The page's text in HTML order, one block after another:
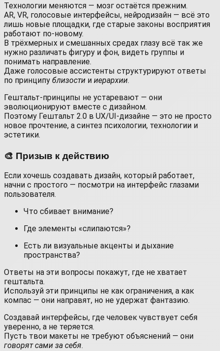
Технологии меняются — мозг остаётся прежним.
AR, VR, голосовые интерфейсы, нейродизайн — всё это
лишь новые площадки, где старые законы восприятия
работают по-новому.
В трёхмерных и смешанных средах глазу всё так же
нужно различать фигуру и фон, видеть группы и
понимать направление.
Даже голосовые ассистенты структурируют ответы
по принципу близости и иерархии.
Гештальт-принципы не устаревают — они
эволюционируют вместе с дизайном.
Поэтому Гештальт 2.0 в UX/UI-дизайне — это не просто
новое прочтение, а синтез психологии, технологии и
эстетики.
🎨 Призыв к действию
Если хочешь создавать дизайн, который работает,
начни с простого — посмотри на интерфейс глазами
пользователя.
Что сбивает внимание?
Где элементы «слипаются»?
Есть ли визуальные акценты и дыхание
пространства?
Ответы на эти вопросы покажут, где не хватает
гештальта.
Используй эти принципы не как ограничения, а как
компас — они направят, но не удержат фантазию.
Создавай интерфейсы, где человек чувствует себя
уверенно, а не теряется.
Пусть твои макеты не требуют объяснений — они
говорят сами за себя.